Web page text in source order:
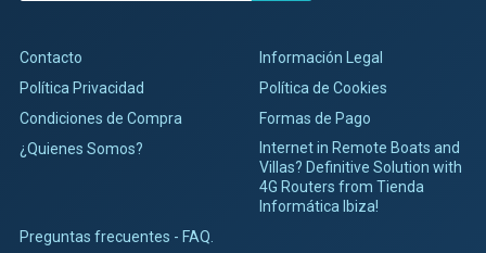
Contacto
Información Legal
Política Privacidad
Política de Cookies
Condiciones de Compra
Formas de Pago
¿Quienes Somos?
Internet in Remote Boats and
Villas? Definitive Solution with
4G Routers from Tienda
Informática Ibiza!
Preguntas frecuentes - FAQ.